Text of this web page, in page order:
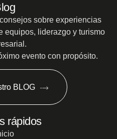
sobre experiencias
equipos, liderazgo y turismo
evento con propósito.
BLOG
rápidos